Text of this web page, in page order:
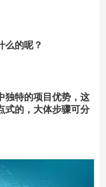
么的呢？
独特的项目优势，这
式的，大体步骤可分